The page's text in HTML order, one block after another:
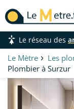
Aller
au
contenu
principal
Le réseau des
Le Mètre Les
Plombier à Surzur